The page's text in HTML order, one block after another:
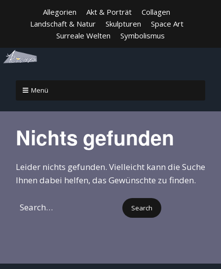
Allegorien Akt & Porträt
Collagen
Landschaft & Natur
Skulpturen
Space Art
Surreale Welten
Symbolismus
Menü
Nichts gefunden
Leider nichts gefunden. Vielleicht kann die Suche
Ihnen dabei helfen, das Gewünschte zu finden.